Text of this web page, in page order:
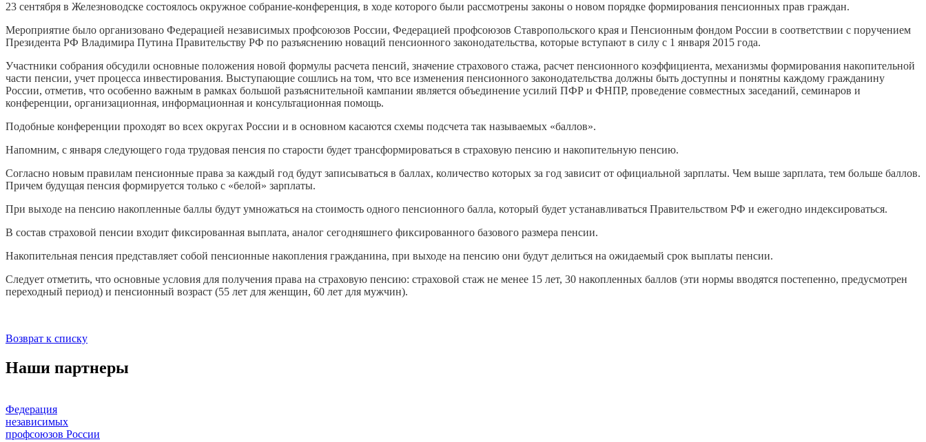
23 сентября в Железноводске состоялось окружное собрание-конференция, в ходе которого были рассмотрены законы о новом порядке формирования пенсионных прав граждан.
Мероприятие было организовано Федерацией независимых профсоюзов России, Федерацией профсоюзов Ставропольского края и Пенсионным фондом России в соответствии с поручением
Президента РФ Владимира Путина Правительству РФ по разъяснению новаций пенсионного законодательства, которые вступают в силу с 1 января 2015 года.
Участники собрания обсудили основные положения новой формулы расчета пенсий, значение страхового стажа, расчет пенсионного коэффициента, механизмы формирования накопительной
части пенсии, учет процесса инвестирования. Выступающие сошлись на том, что все изменения пенсионного законодательства должны быть доступны и понятны каждому гражданину
России, отметив, что особенно важным в рамках большой разъяснительной кампании является объединение усилий ПФР и ФНПР, проведение совместных заседаний, семинаров и
конференции, организационная, информационная и консультационная помощь.
Подобные конференции проходят во всех округах России и в основном касаются схемы подсчета так называемых «баллов».
Напомним, с января следующего года трудовая пенсия по старости будет трансформироваться в страховую пенсию и накопительную пенсию.
Согласно новым правилам пенсионные права за каждый год будут записываться в баллах, количество которых за год зависит от официальной зарплаты. Чем выше зарплата, тем больше баллов.
Причем будущая пенсия формируется только с «белой» зарплаты.
При выходе на пенсию накопленные баллы будут умножаться на стоимость одного пенсионного балла, который будет устанавливаться Правительством РФ и ежегодно индексироваться.
В состав страховой пенсии входит фиксированная выплата, аналог сегодняшнего фиксированного базового размера пенсии.
Накопительная пенсия представляет собой пенсионные накопления гражданина, при выходе на пенсию они будут делиться на ожидаемый срок выплаты пенсии.
Следует отметить, что основные условия для получения права на страховую пенсию: страховой стаж не менее 15 лет, 30 накопленных баллов (эти нормы вводятся постепенно, предусмотрен
переходный период) и пенсионный возраст (55 лет для женщин, 60 лет для мужчин).
Возврат к списку
Наши партнеры
Федерация
независимых
профсоюзов России